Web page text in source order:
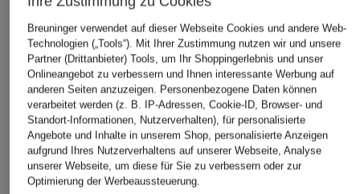
Breuninger verwendet auf dieser Webseite Cookies und andere Web-
Technologien („Tools“). Mit Ihrer Zustimmung nutzen wir und unsere
Partner (Drittanbieter) Tools, um Ihr Shoppingerlebnis und unser
Onlineangebot zu verbessern und Ihnen interessante Werbung auf
anderen Seiten anzuzeigen. Personenbezogene Daten können
verarbeitet werden (z. B. IP-Adressen, Cookie-ID, Browser- und
Standort-Informationen, Nutzerverhalten), für personalisierte
Angebote und Inhalte in unserem Shop, personalisierte Anzeigen
aufgrund Ihres Nutzerverhaltens auf unserer Webseite, Analyse
unserer Webseite, um diese für Sie zu verbessern oder zur
Optimierung der Werbeaussteuerung.